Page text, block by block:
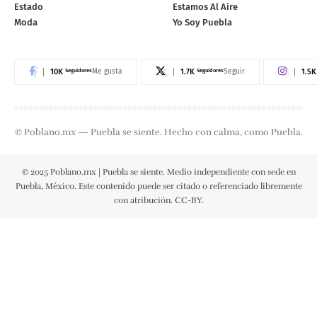
Estado
Moda
Estamos Al Aire
Yo Soy Puebla
10K SeguidoresMe gusta 1.7K SeguidoresSeguir 1.5K
© Poblano.mx — Puebla se siente. Hecho con calma, como Puebla.
© 2025 Poblano.mx | Puebla se siente. Medio independiente con sede en
Puebla, México. Este contenido puede ser citado o referenciado libremente
con atribución. CC-BY.